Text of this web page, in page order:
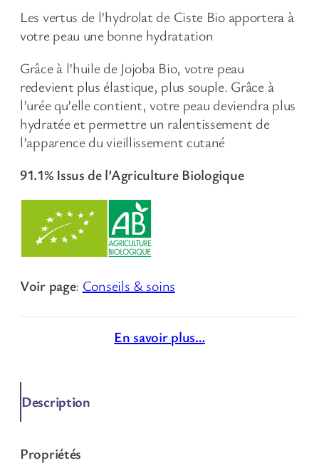
Les vertus de l’hydrolat de Ciste Bio apportera à
votre peau une bonne hydratation
Grâce à l’huile de Jojoba Bio, votre peau
redevient plus élastique, plus souple. Grâce à
l’urée qu’elle contient, votre peau deviendra plus
hydratée et permettre un ralentissement de
l’apparence du vieillissement cutané
91.1% Issus de l’Agriculture Biologique
Voir page: Conseils & soins
En savoir plus…
Description
Propriétés